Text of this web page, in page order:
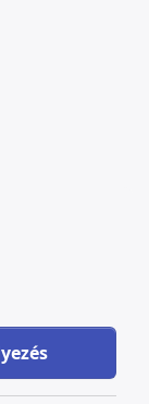
szobor at 166